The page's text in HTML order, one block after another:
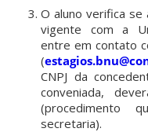
O aluno verifica se
vigente com a
entre em contato
(
CNPJ da
conveniada,
(procedimento
secretaria).